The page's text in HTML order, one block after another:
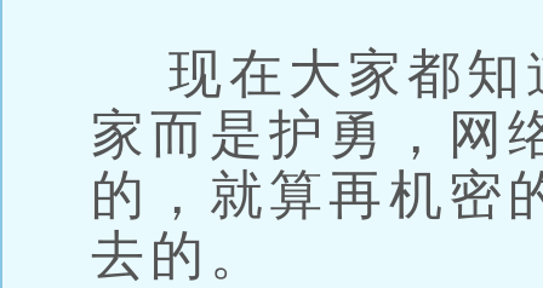
现在大家都知
家而是护勇，网
的，就算再机密
去的。